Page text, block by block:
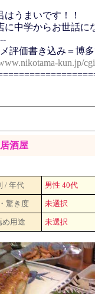
はうまいです！！
に中学からお世話に
評価書き込み＝博
kun.jp/
酒屋
/ 年代 男性 40代
驚き度 未選択
め用途 未選択